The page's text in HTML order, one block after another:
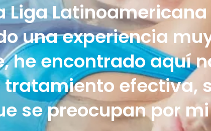
Liga
una experiencia
he encontrado aquí
efectiva,
se preocupan por